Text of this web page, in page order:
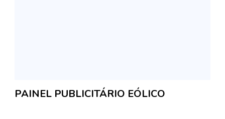
PAINEL PUBLICITÁRIO EÓLICO